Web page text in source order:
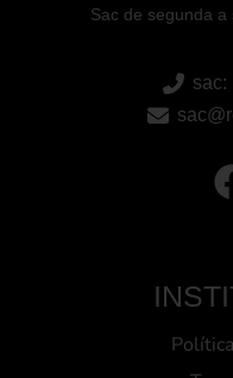
Sac de segunda
sac: